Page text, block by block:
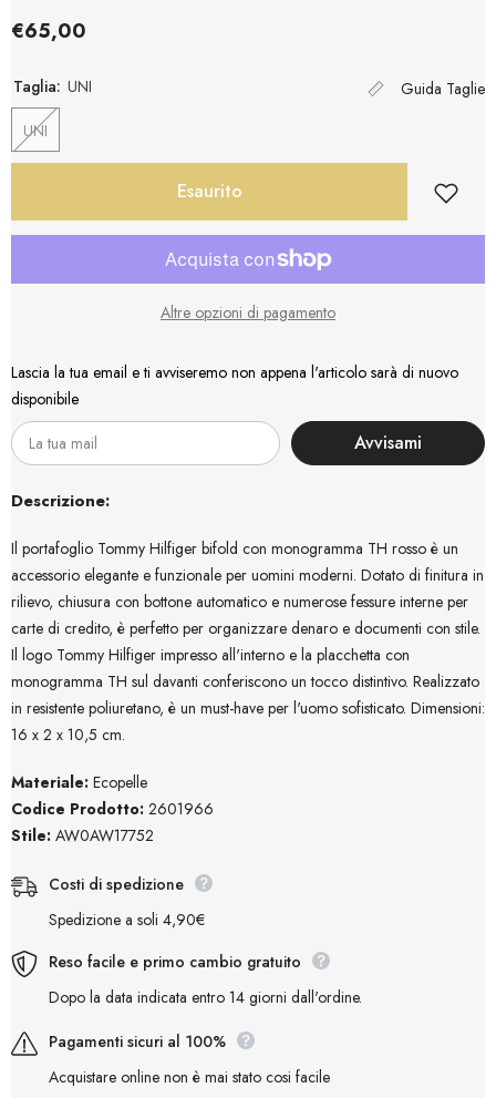
€65,00
Taglia: UNI
Guida Taglie
UNI
Esaurito
Altre opzioni di pagamento
Lascia la tua email e ti avviseremo non appena l'articolo sarà di nuovo
disponibile
Avvisami
Descrizione:
Il portafoglio Tommy Hilfiger bifold con monogramma TH rosso è un
accessorio elegante e funzionale per uomini moderni. Dotato di finitura in
rilievo, chiusura con bottone automatico e numerose fessure interne per
carte di credito, è perfetto per organizzare denaro e documenti con stile.
Il logo Tommy Hilfiger impresso all'interno e la placchetta con
monogramma TH sul davanti conferiscono un tocco distintivo. Realizzato
in resistente poliuretano, è un must-have per l'uomo sofisticato. Dimensioni:
16 x 2 x 10,5 cm.
Materiale: Ecopelle
Codice Prodotto: 2601966
Stile: AW0AW17752
Costi di spedizione
Spedizione a soli 4,90€
Reso facile e primo cambio gratuito
Dopo la data indicata entro 14 giorni dall'ordine.
Pagamenti sicuri al 100%
Acquistare online non è mai stato cosi facile